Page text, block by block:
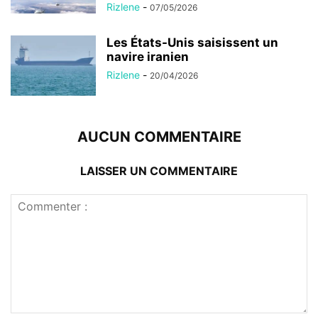
Rizlene - 07/05/2026
Les États-Unis saisissent un
navire iranien
Rizlene - 20/04/2026
AUCUN COMMENTAIRE
LAISSER UN COMMENTAIRE